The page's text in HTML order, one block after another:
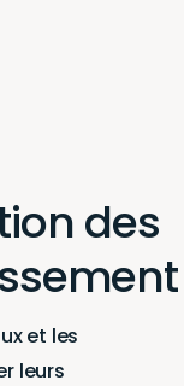
des
et les
leurs